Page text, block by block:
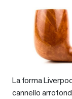
La forma
cannello